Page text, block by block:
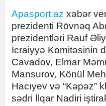
Apasport.az xəbər
prezidenti Rövnəq
prezidentləri Rauf
İcraiyyə Komitəsinin
Cavadov, Elmar
Mansurov, Könül
Hacıyev və “Kəpəz”
sədri İlqar Nadiri